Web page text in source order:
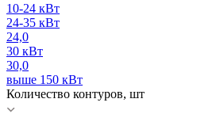
10-24 кВт
24-35 кВт
24,0
30 кВт
30,0
выше 150 кВт
Количество контуров, шт